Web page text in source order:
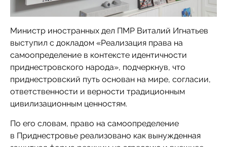
Министр иностранных дел ПМР Виталий Игнатьев
выступил с докладом «Реализация права на
самоопределение в контексте идентичности
приднестровского народа», подчеркнув, что
приднестровский путь основан на мире, согласии,
ответственности и верности традиционным
цивилизационным ценностям.
По его словам, право на самоопределение
в Приднестровье реализовано как вынужденная